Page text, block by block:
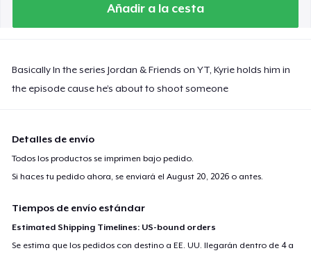
Añadir a la cesta
Basically In the series Jordan & Friends on YT, Kyrie holds him in
the episode cause he’s about to shoot someone
Detalles de envío
Todos los productos se imprimen bajo pedido.
Si haces tu pedido ahora, se enviará elAugust 20, 2026 o antes.
Tiempos de envío estándar
Estimated Shipping Timelines: US-bound orders
Se estima que los pedidos con destino a EE. UU. llegarán dentro de 4 a